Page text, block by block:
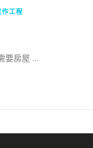
作工程
要房屋 …